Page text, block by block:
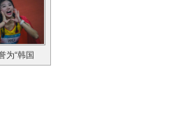
为“韩国